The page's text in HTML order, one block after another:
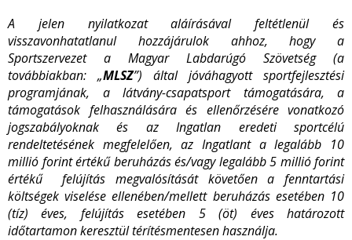
A jelen nyilatkozat aláírásával feltétlenül és
visszavonhatatlanul hozzájárulok ahhoz, hogy a
Sportszervezet a Magyar Labdarúgó Szövetség (a
továbbiakban: „MLSZ”) által jóváhagyott sportfejlesztési
programjának, a látvány-csapatsport támogatására, a
támogatások felhasználására és ellenőrzésére vonatkozó
jogszabályoknak és az Ingatlan eredeti sportcélú
rendeltetésének megfelelően, az Ingatlant a legalább 10
millió forint értékű beruházás és/vagy legalább 5 millió forint
értékű felújítás megvalósítását követően a fenntartási
költségek viselése ellenében/mellett beruházás esetében 10
(tíz) éves, felújítás esetében 5 (öt) éves határozott
időtartamon keresztül térítésmentesen használja.